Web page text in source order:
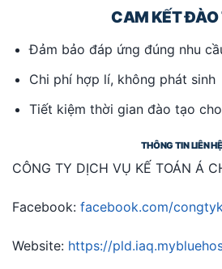
CAM KẾT ĐÀO
Đảm bảo đáp ứng đúng nhu
Chi phí hợp lí, không phát sinh
Tiết kiệm thời gian đào tạo
THÔNG TIN LIÊN HỆ
CÔNG TY DỊCH VỤ KẾ TOÁN Á
Facebook: facebook.com/
Website: https://